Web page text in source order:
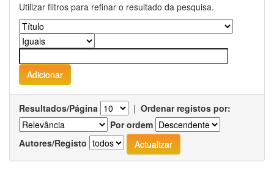
Utilizar filtros para refinar o resultado da pesquisa.
Resultados/Página | Ordenar registos por:
Por ordem
Autores/Registo